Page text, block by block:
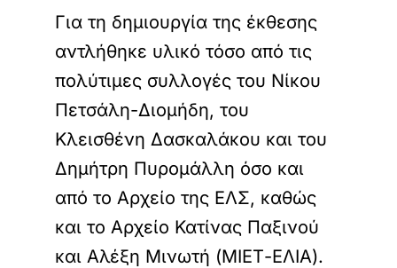
Για τη δημιουργία της έκθεσης
αντλήθηκε υλικό τόσο από τις
πολύτιμες συλλογές του Νίκου
Πετσάλη-Διομήδη, του
Κλεισθένη Δασκαλάκου και του
Δημήτρη Πυρομάλλη όσο και
από το Αρχείο της ΕΛΣ, καθώς
και το Αρχείο Κατίνας Παξινού
και Αλέξη Μινωτή (ΜΙΕΤ-ΕΛΙΑ).